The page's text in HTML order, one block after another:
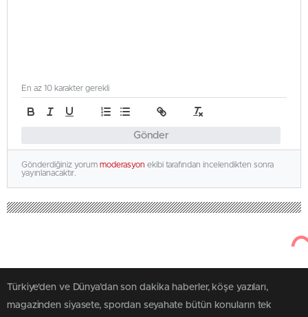
Gönder
En az 10 karakter gerekli
Gönderdiğiniz yorum moderasyon ekibi tarafından incelendikten sonra
yayınlanacaktır.
Türkiye'den ve Dünya’dan son dakika haberler, köşe yazıları,
magazinden siyasete, spordan seyahate bütün konuların tek